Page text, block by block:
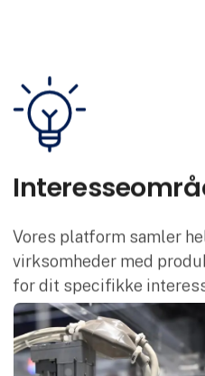
Vores platform samler
virksomheder med
for dit specifikke
Se alle leverandører her